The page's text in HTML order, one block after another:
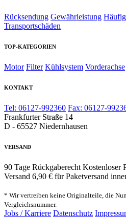
Rücksendung Gewährleistung
Transportschäden
TOP-KATEGORIEN
Motor Filter Kühlsystem Vorderachse
KONTAKT
Tel: 06127-992360 Fax: 06127-
Frankfurter Straße 14
D - 65527 Niedernhausen
VERSAND
90 Tage Rückgaberecht Kostenloser
Versand 6,90 € für Paketversand
* Wir vertreiben keine Originalteile, die
Vergleichsnummer.
Jobs / Karriere Datenschutz